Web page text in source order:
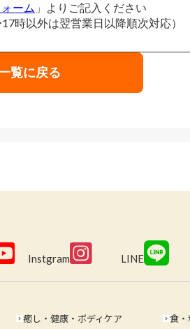
ーム 」 よりご記入ください
時以外は翌営業日以降順次対応）
覧に戻る
Instgram LINE
keyboard_arrow_right 癒し・健康・ボディケア keyboard_arrow_right 食